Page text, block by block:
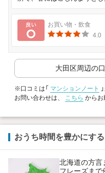
良い
お買い物・飲食
4.0
大田区周辺の
※口コミは「 マンションノート
お問い合わせは、 こちら からお
おうち時間を豊かにす
北海道の方言
フレーズまで